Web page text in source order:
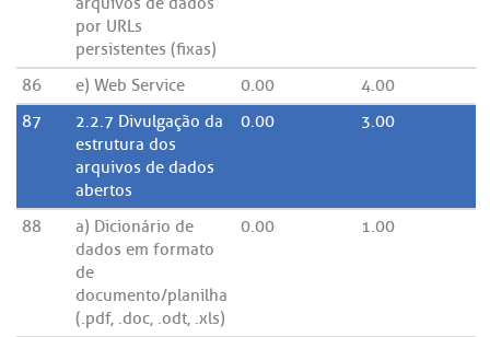
por URLs
persistentes (fixas)
86
e) Web Service 0.00
4.00
87
2.2.7 Divulgação da
estrutura dos
arquivos de dados
abertos
0.00 3.00
88
a) Dicionário de
dados em formato
de
documento/planilha
(.pdf, .doc, .odt, .xls)
0.00 1.00